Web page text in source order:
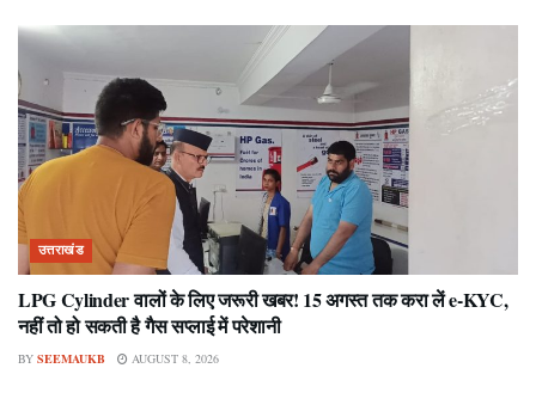
उत्तराखंड
LPG Cylinder वालों के लिए जरूरी खबर! 15 अगस्त तक करा लें e-KYC,
नहीं तो हो सकती है गैस सप्लाई में परेशानी
BY SEEMAUKB AUGUST 8, 2026